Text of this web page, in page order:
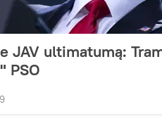
JAV ultimatumą:
PSO